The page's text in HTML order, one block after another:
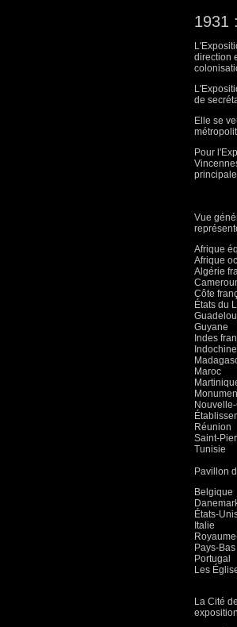
1931 :
direction
de
Elle se
Pour
Vue
Afrique
Afrique
Algérie
Côte
États du
Guyane
Indes
Maroc
Réunion
Saint-
Tunisie
Pavillon
Belgique
États-
Italie
Pays-Bas
Portugal
Les
La Cité